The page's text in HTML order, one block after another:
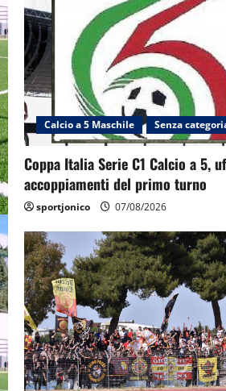
Calcio a 5 Maschile Senza
Coppa Italia Serie C1 Calcio a 5,
accoppiamenti del primo turno
sportjonico 07/08/2026